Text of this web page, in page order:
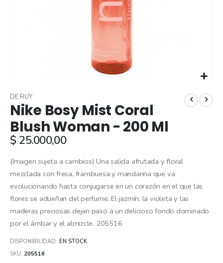
to
the
beginning
of
the
gallery
Nike Bosy Mist Coral
Blush Woman - 200 Ml
DE RUY
$ 25.000,00
(Imagen sujeta a cambios) Una salida afrutada y floral
mezclada con fresa, frambuesa y mandarina que va
evolucionando hasta conjugarse en un corazón en el que las
flores se adueñan del perfume. El jazmín, la violeta y las
maderas preciosas dejan paso a un delicioso fondo dominado
por el ámbar y el almizcle. 205516
DISPONIBILIDAD: EN STOCK
SKU 205516